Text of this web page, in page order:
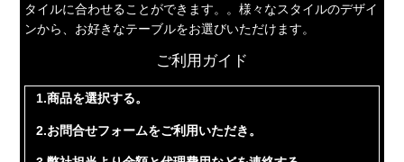
タイルに合わせることができます。。様々なスタイルのデザイ
ンから、お好きなテーブルをお選びいただけます。
ご利用ガイド
1.商品を選択する。
2.お問合せフォームをご利用いただき。